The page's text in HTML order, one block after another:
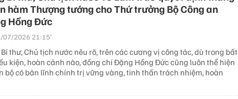
hàm Thượng tướng cho Thứ trưởng Bộ Công an
Hồng Đức
07/2026 21:15’
thư, Chủ tịch nước nêu rõ, trên các cương vị công tác, dù trong bất
kiện, hoàn cảnh nào, đồng chí Đặng Hồng Đức cũng luôn thể hiện
bộ có bản lĩnh chính trị vững vàng, tinh thần trách nhiệm, hoàn